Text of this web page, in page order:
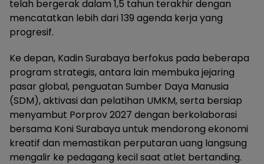
telah bergerak dalam 1,5 tahun terakhir dengan
mencatatkan lebih dari 139 agenda kerja yang
progresif.
Ke depan, Kadin Surabaya berfokus pada beberapa
program strategis, antara lain membuka jejaring
pasar global, penguatan Sumber Daya Manusia
(SDM), aktivasi dan pelatihan UMKM, serta bersiap
menyambut Porprov 2027 dengan berkolaborasi
bersama Koni Surabaya untuk mendorong ekonomi
kreatif dan memastikan perputaran uang langsung
mengalir ke pedagang kecil saat atlet bertanding.